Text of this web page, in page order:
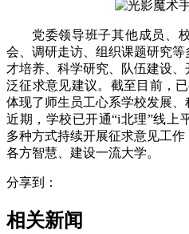
党委领导班子其他成员、
会、调研走访、组织课题研究
才培养、科学研究、队伍建设
泛征求意见建议。截至目前，
体现了师生员工心系学校发展、
近期，学校已开通“i北理”线上
多种方式持续开展征求意见工
各方智慧、建设一流大学。
分享到：
相关新闻